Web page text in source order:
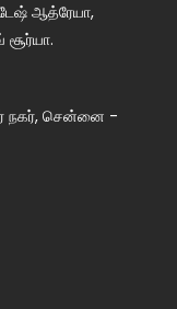
ஆத்ரேயா,
நகர், சென்னை -